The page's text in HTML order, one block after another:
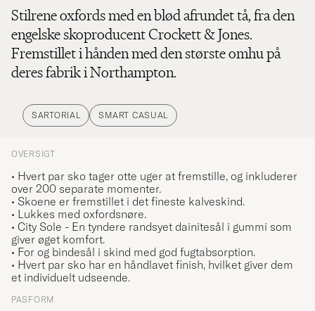
Stilrene oxfords med en blød afrundet tå, fra den
engelske skoproducent Crockett & Jones.
Fremstillet i hånden med den største omhu på
deres fabrik i Northampton.
SARTORIAL SMART CASUAL
OVERSIGT
• Hvert par sko tager otte uger at fremstille, og inkluderer
over 200 separate momenter.
• Skoene er fremstillet i det fineste kalveskind.
• Lukkes med oxfordsnøre.
• City Sole - En tyndere randsyet dainitesål i gummi som
giver øget komfort.
• For og bindesål i skind med god fugtabsorption.
• Hvert par sko har en håndlavet finish, hvilket giver dem
et individuelt udseende.
PASFORM